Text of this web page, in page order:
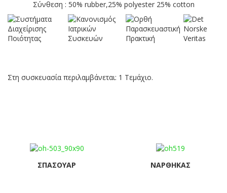
Σύνθεση : 50% rubber,25% polyester 25% cotton
Στη συσκευασία περιλαμβάνεται: 1 Τεμάχιο.
ΣΠΑΣΟΥΆΡ ΝΆΡΘΗΚΑΣ